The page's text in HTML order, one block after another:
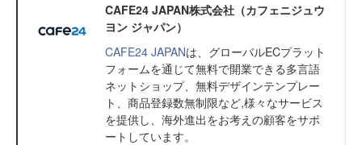
CAFE24 JAPAN株式会社（カフェニジュウ
ヨン ジャパン）
CAFE24 JAPANは、グローバルECプラット
フォームを通じて無料で開業できる多言語
ネットショップ、無料デザインテンプレー
ト、商品登録数無制限など,様々なサービス
を提供し、海外進出をお考えの顧客をサポ
ートしています。